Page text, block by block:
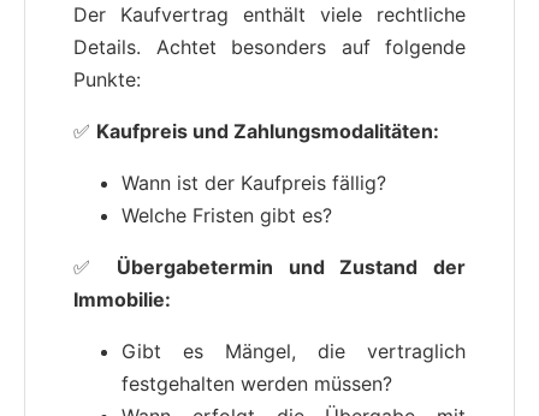
Der Kaufvertrag enthält viele rechtliche
Details. Achtet besonders auf folgende
Punkte:
✅ Kaufpreis und Zahlungsmodalitäten:
Wann ist der Kaufpreis fällig?
Welche Fristen gibt es?
✅ Übergabetermin und Zustand der
Immobilie:
Gibt es Mängel, die vertraglich
festgehalten werden müssen?